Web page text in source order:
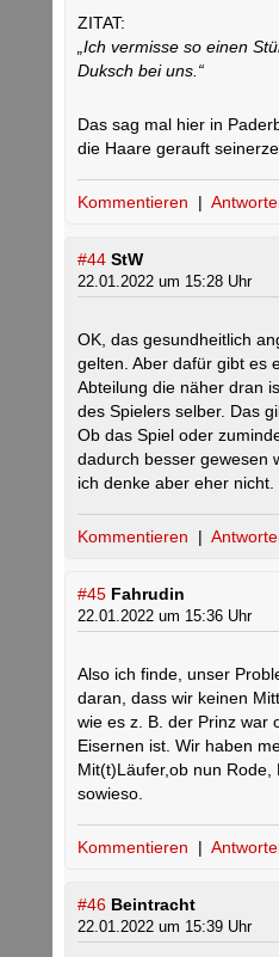
ZITAT:
„Ich vermisse so einen
Duksch bei uns.“
Das sag mal hier in
die Haare gerauft
Kommentieren |
#44 StW
22.01.2022 um 15:28 Uhr
OK, das gesundheitlich
gelten. Aber dafür gibt es
Abteilung die näher dran
des Spielers selber. Das
Ob das Spiel oder
dadurch besser gewesen
ich denke aber eher nicht.
Kommentieren |
#45 Fahrudin
22.01.2022 um 15:36 Uhr
Also ich finde, unser
daran, dass wir keinen
wie es z. B. der Prinz war
Eisernen ist. Wir haben
Mit(t)Läufer,ob nun Rode,
sowieso.
Kommentieren |
#46 Beintracht
22.01.2022 um 15:39 Uhr